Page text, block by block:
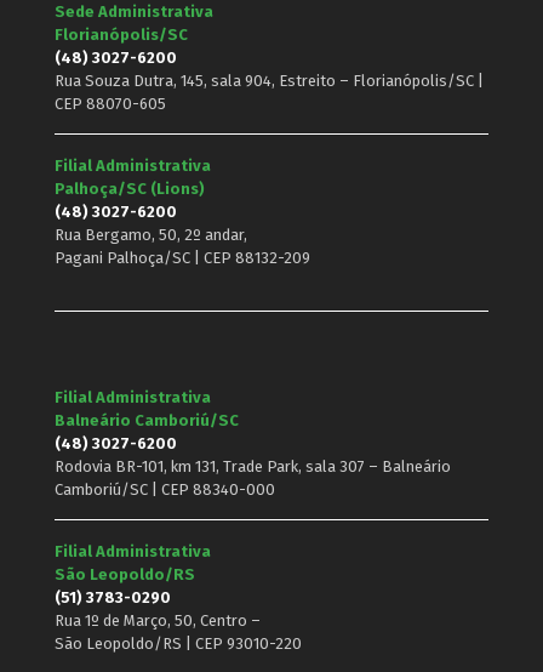
Sede Administrativa
Florianópolis/SC
(48) 3027-6200
Rua Souza Dutra, 145, sala 904, Estreito – Florianópolis/SC |
CEP 88070-605
Filial Administrativa
Palhoça/SC (Lions)
(48) 3027-6200
Rua Bergamo, 50, 2º andar,
Pagani Palhoça/SC | CEP 88132-209
Filial Administrativa
Balneário Camboriú/SC
(48) 3027-6200
Rodovia BR-101, km 131, Trade Park, sala 307 – Balneário
Camboriú/SC | CEP 88340-000
Filial Administrativa
São Leopoldo/RS
(51) 3783-0290
Rua 1º de Março, 50, Centro –
São Leopoldo/RS | CEP 93010-220